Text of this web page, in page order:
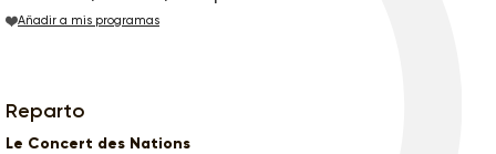
Añadir a mis programas
Reparto
Le Concert des Nations